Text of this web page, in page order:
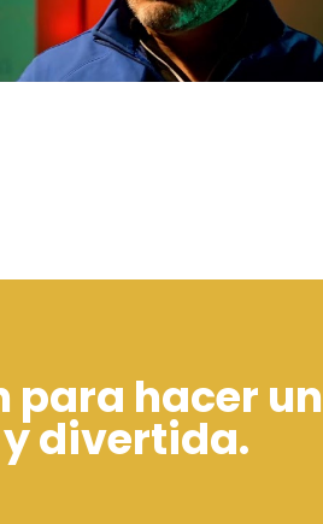
para hacer
divertida.